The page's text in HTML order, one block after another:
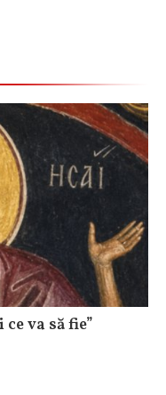
va să fie”